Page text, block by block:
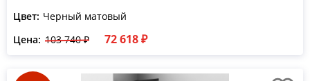
Цвет: Черный матовый
Цена: 103 740 ₽ 72 618 ₽